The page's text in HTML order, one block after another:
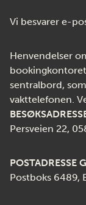
Vi besvarer e-
Henvendelser
sentralbord,
vakttelefonen.
Persveien 22,
POSTADRESSE
Postboks 6489,